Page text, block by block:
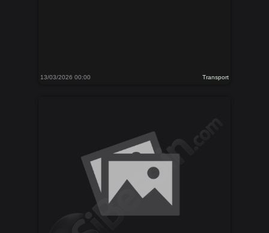
13/03/2026 00:00 Transport